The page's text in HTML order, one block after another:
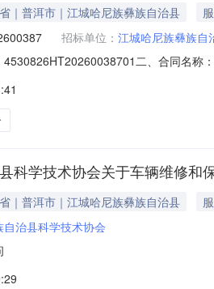
｜普洱市｜江城哈尼族彝族自治县
招标单位： 江城哈尼族彝族自
4530826HT20260038701二、合同名称
区云南省普洱市思茅区人民东路3号联
科学技术协会关于车辆维修和
｜普洱市｜江城哈尼族彝族自治县
治县科学技术协会